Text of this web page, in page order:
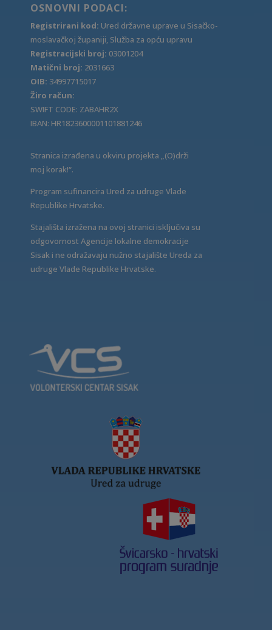
OSNOVNI PODACI:
Registrirani kod: Ured državne uprave u Sisačko-
moslavačkoj županiji, Služba za opću upravu
Registracijski broj: 03001204
Matični broj: 2031663
OIB: 34997715017
Žiro račun:
SWIFT CODE: ZABAHR2X
IBAN: HR1823600001101881246
Stranica izrađena u okviru projekta „(O)drži
moj korak!“.
Program sufinancira Ured za udruge Vlade
Republike Hrvatske.
Stajališta izražena na ovoj stranici isključiva su
odgovornost Agencije lokalne demokracije
Sisak i ne odražavaju nužno stajalište Ureda za
udruge Vlade Republike Hrvatske.